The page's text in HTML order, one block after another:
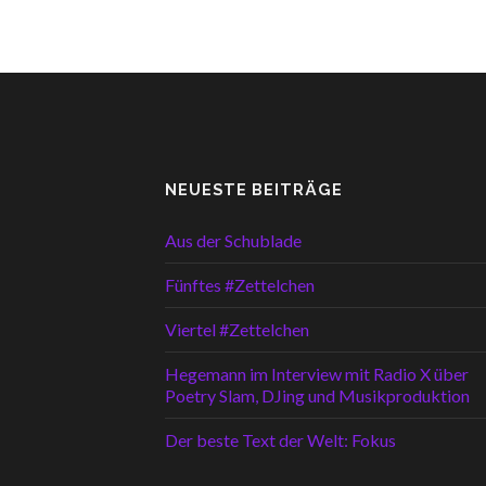
NEUESTE BEITRÄGE
Aus der Schublade
Fünftes #Zettelchen
Viertel #Zettelchen
Hegemann im Interview mit Radio X über
Poetry Slam, DJing und Musikproduktion
Der beste Text der Welt: Fokus